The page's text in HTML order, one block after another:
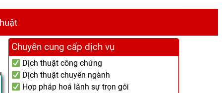
Chuyên cung cấp dịch vụ
Dịch thuật công chứng
Dịch thuật chuyên ngành
Hợp pháp hoá lãnh sự trọn gói